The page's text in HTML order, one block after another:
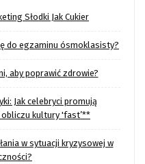
Słodki Jak Cukier
do egzaminu ósmoklasisty?
aby poprawić zdrowie?
Jak celebryci promują
kultury 'fast’**
w sytuacji kryzysowej w